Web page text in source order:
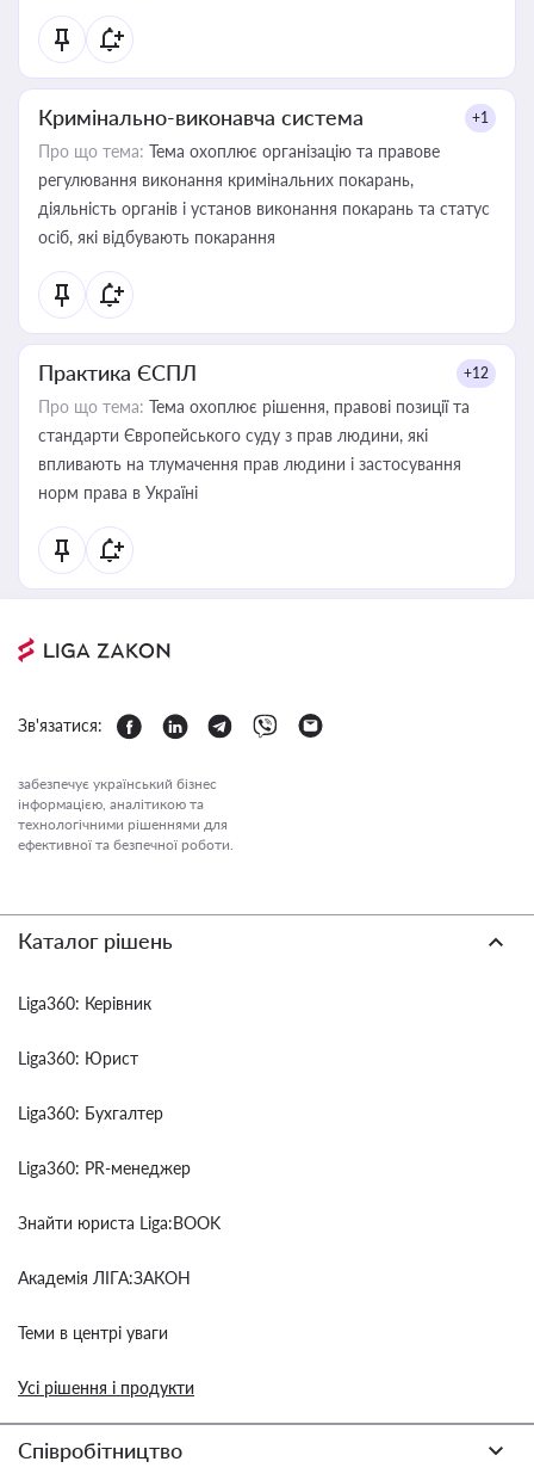
Кримінально-виконавча система +1
Про що тема: Тема охоплює організацію та правове
регулювання виконання кримінальних покарань,
діяльність органів і установ виконання покарань та статус
осіб, які відбувають покарання
Практика ЄСПЛ +12
Про що тема: Тема охоплює рішення, правові позиції та
стандарти Європейського суду з прав людини, які
впливають на тлумачення прав людини і застосування
норм права в Україні
Зв'язатися:
забезпечує український бізнес
інформацією, аналітикою та
технологічними рішеннями для
ефективної та безпечної роботи.
Каталог рішень
Liga360: Керівник
Liga360: Юрист
Liga360: Бухгалтер
Liga360: PR-менеджер
Знайти юриста Liga:BOOK
Академія ЛІГА:ЗАКОН
Теми в центрі уваги
Усі рішення і продукти
Співробітництво